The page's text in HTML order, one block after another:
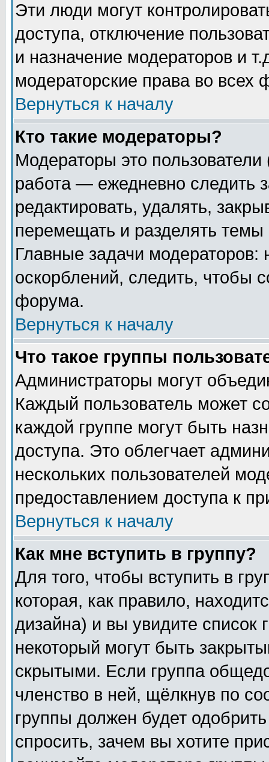
Эти люди могут
доступа, отключение
и назначение модераторов и
модераторские права во всех
Вернуться к началу
Кто такие модераторы?
Модераторы это
работа — ежедневно следить
редактировать, удалять,
перемещать и разделять
Главные задачи
оскорблений, следить, чтобы
форума.
Вернуться к началу
Что такое группы
Администраторы могут
Каждый пользователь может
каждой группе могут быть
доступа. Это облегчает
нескольких пользователей
предоставлением доступа к
Вернуться к началу
Как мне вступить в группу?
Для того, чтобы вступить в
которая, как правило,
дизайна) и вы увидите список
некоторый могут быть
скрытыми. Если группа
членство в ней, щёлкнув по
группы должен будет
спросить, зачем вы хотите